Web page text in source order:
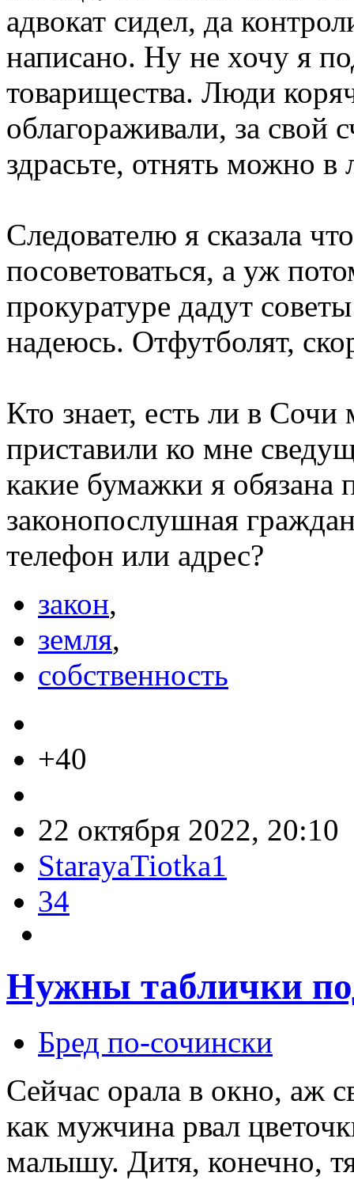
адвокат сидел, да
написано. Ну не хочу я
товарищества. Люди
облагораживали, за свой
здрасьте, отнять можно
Следователю я сказала
посоветоваться, а уж
прокуратуре дадут
надеюсь. Отфутболят,
Кто знает, есть ли в Сочи
приставили ко мне
какие бумажки я обязана
законопослушная
телефон или адрес?
закон,
земля,
собственность
+40
22 октября 2022, 20:10
StarayaTiotka1
34
Нужны таблички
Бред по-cочински
Сейчас орала в окно, аж
как мужчина рвал
малышу. Дитя, конечно,